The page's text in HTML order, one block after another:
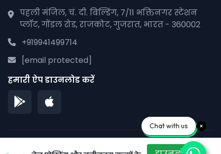
पहली मंजिल, चं. दी. बिल्डिंग, 7/11 भक्तिनगर स्टेशन
प्लॉट, गोंडल रोड, राजकोट, गुजरात, भारत - 360002
+919941499714
[email protected]
हमारी ऐप डाउनलोड करें
© 2026 पीपलाना पाने. सर्वाधिकार सुरक्षित।
Chat with us